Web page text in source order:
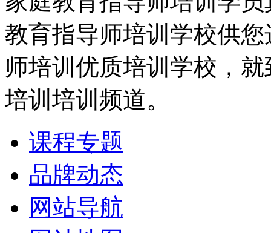
教育指导师培训学校供
师培训优质培训学校，
培训培训频道。
课程专题
品牌动态
网站导航